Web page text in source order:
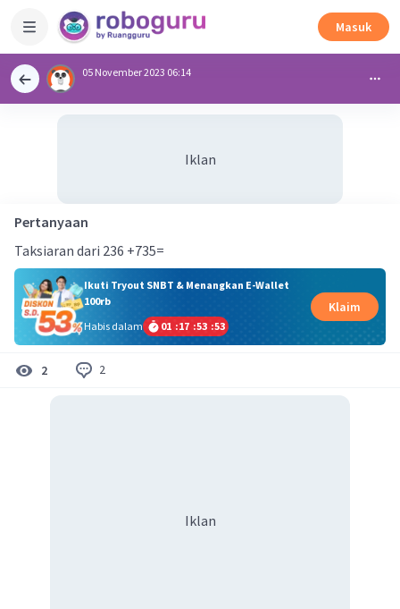
Masuk
05 November 2023 06:14
Iklan
Pertanyaan
Taksiaran dari 236 +735=
Ikuti Tryout SNBT & Menangkan E-Wallet
100rb
Habis dalam
01 :17 :53 :52
Klaim
2 2
Iklan